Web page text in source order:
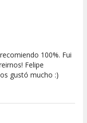
100%. Fui
Felipe
gustó mucho :)